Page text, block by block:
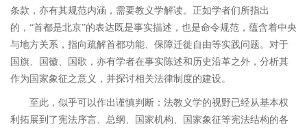
条款，亦有其规范内涵，需要教义学解读。正如学者们所指出
的， “首都是北京”的表达既是事实描述，也是命令规范，蕴含着中央
与地方关系，指向疏解首都功能、保障迁徙自由等实践问题。 对于
国旗、国徽、国歌，亦有学者在事实陈述和历史沿革之外，分析其
作为国家象征之意义，并探讨相关法律制度的建设。
至此，似乎可以作出谨慎判断：法教义学的视野已经从基本权
利拓展到了宪法序言、总纲、国家机构、国家象征等宪法结构的各